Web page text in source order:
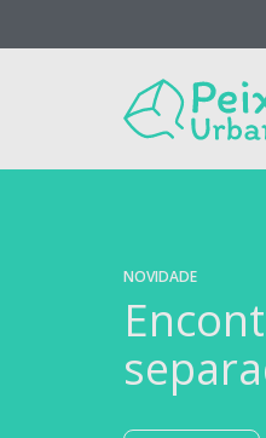
NOVIDADE